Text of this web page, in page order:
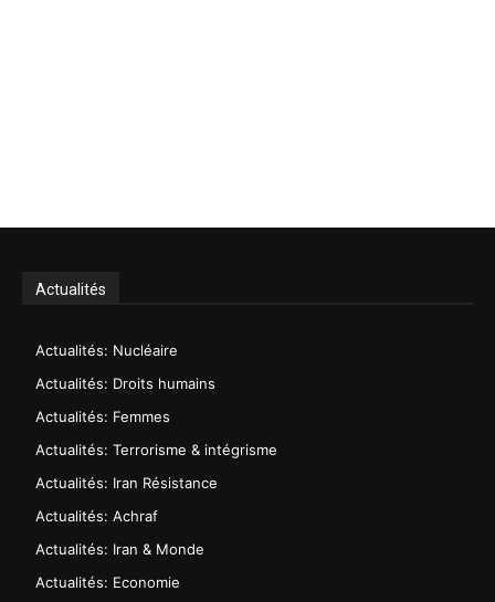
Actualités
Actualités: Nucléaire
Actualités: Droits humains
Actualités: Femmes
Actualités: Terrorisme & intégrisme
Actualités: Iran Résistance
Actualités: Achraf
Actualités: Iran & Monde
Actualités: Economie